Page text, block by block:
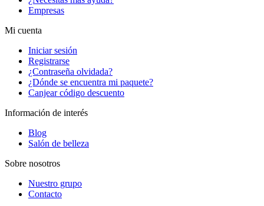
Empresas
Mi cuenta
Iniciar sesión
Registrarse
¿Contraseña olvidada?
¿Dónde se encuentra mi paquete?
Canjear código descuento
Información de interés
Blog
Salón de belleza
Sobre nosotros
Nuestro grupo
Contacto